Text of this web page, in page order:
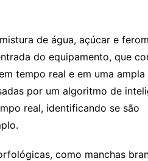
de água, açúcar e
do equipamento, que
tempo real e em uma ampla
por um algoritmo de
real, identificando se são
como manchas